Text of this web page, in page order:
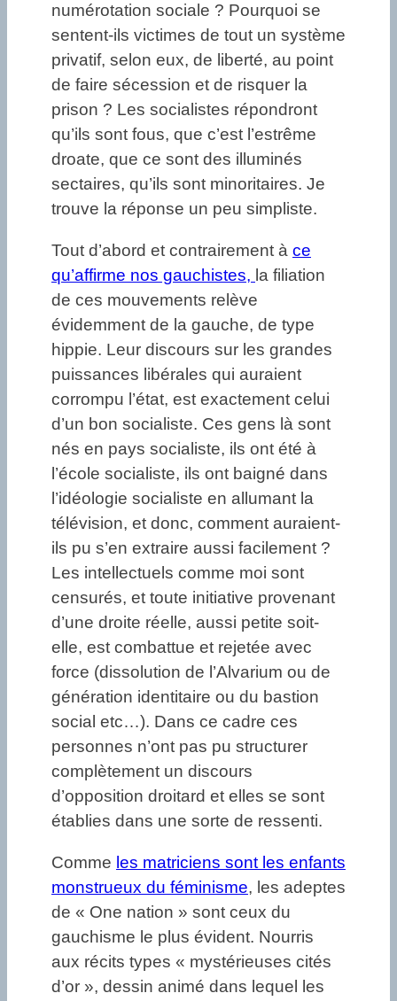
numérotation sociale ? Pourquoi se
sentent-ils victimes de tout un système
privatif, selon eux, de liberté, au point
de faire sécession et de risquer la
prison ? Les socialistes répondront
qu’ils sont fous, que c’est l’estrême
droate, que ce sont des illuminés
sectaires, qu’ils sont minoritaires. Je
trouve la réponse un peu simpliste.
Tout d’abord et contrairement à ce
qu’affirme nos gauchistes, la filiation
de ces mouvements relève
évidemment de la gauche, de type
hippie. Leur discours sur les grandes
puissances libérales qui auraient
corrompu l’état, est exactement celui
d’un bon socialiste. Ces gens là sont
nés en pays socialiste, ils ont été à
l’école socialiste, ils ont baigné dans
l’idéologie socialiste en allumant la
télévision, et donc, comment auraient-
ils pu s’en extraire aussi facilement ?
Les intellectuels comme moi sont
censurés, et toute initiative provenant
d’une droite réelle, aussi petite soit-
elle, est combattue et rejetée avec
force (dissolution de l’Alvarium ou de
génération identitaire ou du bastion
social etc…). Dans ce cadre ces
personnes n’ont pas pu structurer
complètement un discours
d’opposition droitard et elles se sont
établies dans une sorte de ressenti.
Comme les matriciens sont les enfants
monstrueux du féminisme, les adeptes
de « One nation » sont ceux du
gauchisme le plus évident. Nourris
aux récits types « mystérieuses cités
d’or », dessin animé dans lequel les